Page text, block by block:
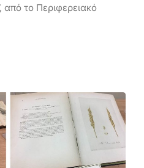
από το Περιφερειακό